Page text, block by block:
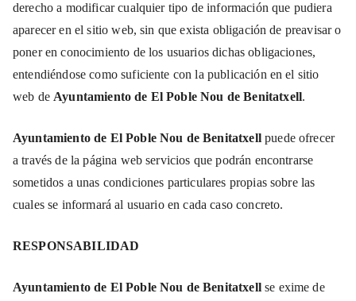
derecho a modificar cualquier tipo de información que pudiera
aparecer en el sitio web, sin que exista obligación de preavisar o
poner en conocimiento de los usuarios dichas obligaciones,
entendiéndose como suficiente con la publicación en el sitio
web de Ayuntamiento de El Poble Nou de Benitatxell.
Ayuntamiento de El Poble Nou de Benitatxellpuede ofrecer
a través de la página web servicios que podrán encontrarse
sometidos a unas condiciones particulares propias sobre las
cuales se informará al usuario en cada caso concreto.
RESPONSABILIDAD
Ayuntamiento de El Poble Nou de Benitatxellse exime de